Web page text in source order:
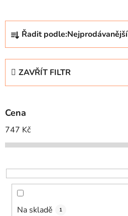
Ř
z
p
r
o
d
k
t
Řadit podle:Nejprodávanější
ZAVŘÍT FILTR
Cena
747 Kč
Na skladě 1